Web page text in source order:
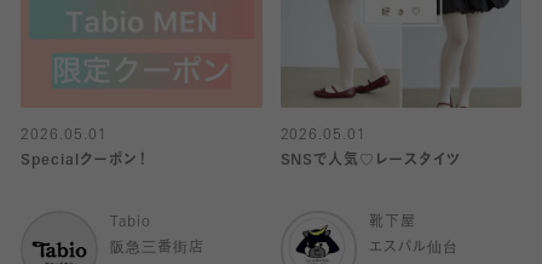
2026.05.01
Specialクーポン！
Tabio
阪急三番街店
2026.05.01
SNSで人気♡レースタイツ
靴下屋
エスパル仙台